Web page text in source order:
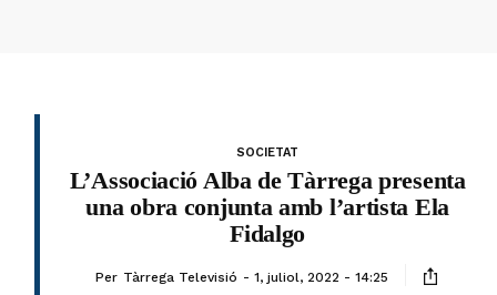
SOCIETAT
L’Associació Alba de Tàrrega presenta
una obra conjunta amb l’artista Ela
Fidalgo
Per Tàrrega Televisió 1, juliol, 2022 - 14:25